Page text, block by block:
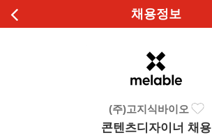
채용정보
(주)고지식바이오
콘텐츠디자이너 채용